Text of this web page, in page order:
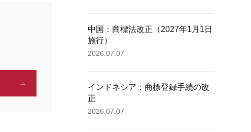
中国：商標法改正（2027年1月1日
施行）
2026.07.07
インドネシア：商標登録手続の改
正
2026.07.07